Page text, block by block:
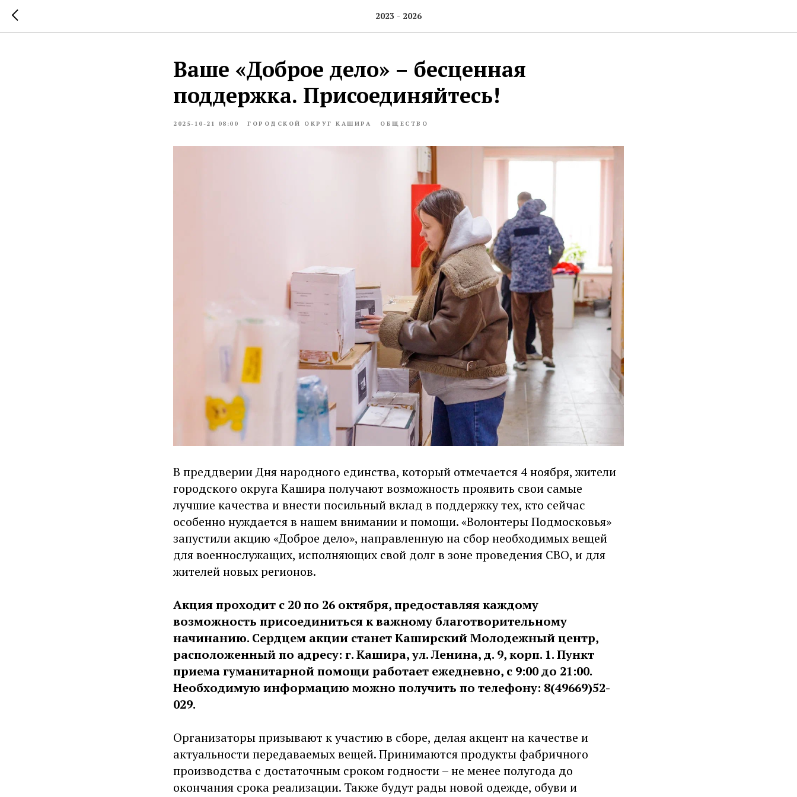
2023 - 2026
Ваше «Доброе дело» – бесценная
поддержка. Присоединяйтесь!
2025-10-21 08:00 ГОРОДСКОЙ ОКРУГ КАШИРА ОБЩЕСТВО
В преддверии Дня народного единства, который отмечается 4 ноября, жители
городского округа Кашира получают возможность проявить свои самые
лучшие качества и внести посильный вклад в поддержку тех, кто сейчас
особенно нуждается в нашем внимании и помощи. «Волонтеры Подмосковья»
запустили акцию «Доброе дело», направленную на сбор необходимых вещей
для военнослужащих, исполняющих свой долг в зоне проведения СВО, и для
жителей новых регионов.
Акция проходит с 20 по 26 октября, предоставляя каждому
возможность присоединиться к важному благотворительному
начинанию. Сердцем акции станет Каширский Молодежный центр,
расположенный по адресу: г. Кашира, ул. Ленина, д. 9, корп. 1. Пункт
приема гуманитарной помощи работает ежедневно, с 9:00 до 21:00.
Необходимую информацию можно получить по телефону: 8(49669)52-
029.
Организаторы призывают к участию в сборе, делая акцент на качестве и
актуальности передаваемых вещей. Принимаются продукты фабричного
производства с достаточным сроком годности – не менее полугода до
окончания срока реализации. Также будут рады новой одежде, обуви и